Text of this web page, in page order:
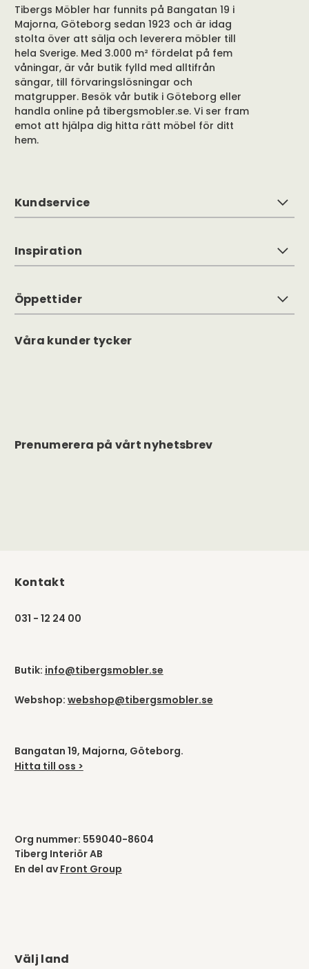
Tibergs Möbler har funnits på Bangatan 19 i
Majorna, Göteborg sedan 1923 och är idag
stolta över att sälja och leverera möbler till
hela Sverige. Med 3.000 m² fördelat på fem
våningar, är vår butik fylld med alltifrån
sängar, till förvaringslösningar och
matgrupper. Besök vår butik i Göteborg eller
handla online på tibergsmobler.se. Vi ser fram
emot att hjälpa dig hitta rätt möbel för ditt
hem.
Kundservice
Inspiration
Öppettider
Våra kunder tycker
Prenumerera på vårt nyhetsbrev
Kontakt
031 - 12 24 00
Butik: info@tibergsmobler.se
Webshop: webshop@tibergsmobler.se
Bangatan 19, Majorna, Göteborg.
Hitta till oss >
Org nummer: 559040-8604
Tiberg Interiör AB
En del av Front Group
Välj land